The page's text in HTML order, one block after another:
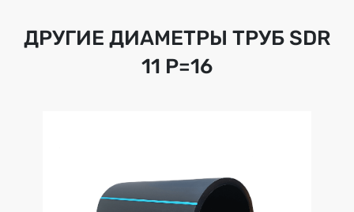
ДРУГИЕ ДИАМЕТРЫ ТРУБ SDR
11 Р=16